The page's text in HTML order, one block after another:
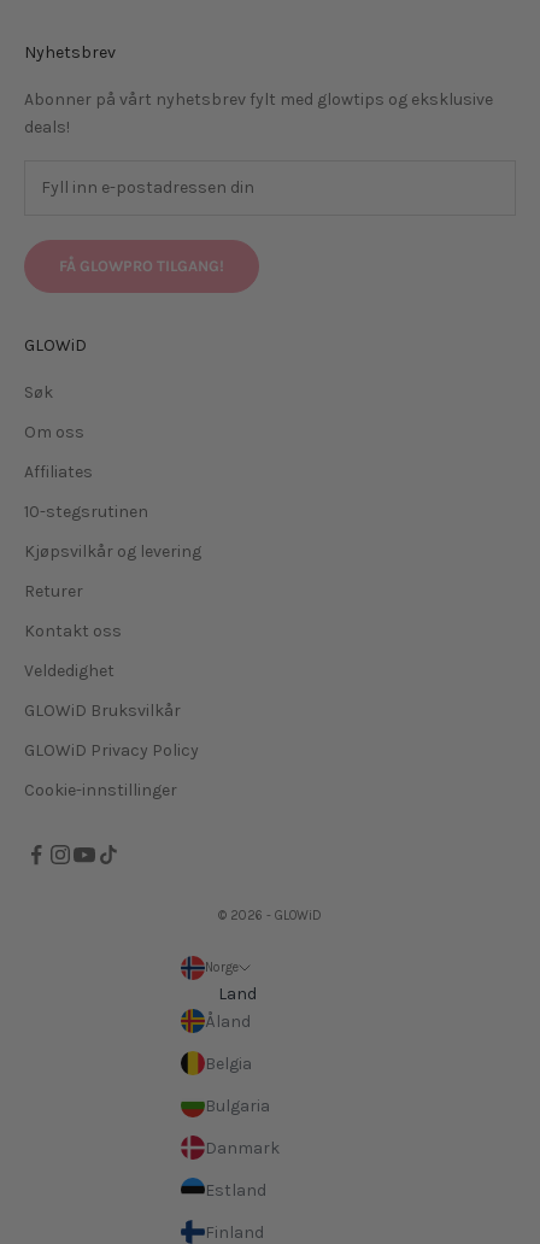
Nyhetsbrev
Abonner på vårt nyhetsbrev fylt med glowtips og eksklusive
deals!
FÅ GLOWPRO TILGANG!
GLOWiD
Søk
Om oss
Affiliates
10-stegsrutinen
Kjøpsvilkår og levering
Returer
Kontakt oss
Veldedighet
GLOWiD Bruksvilkår
GLOWiD Privacy Policy
Cookie-innstillinger
© 2026 - GLOWiD
Norge
Land
Åland
Belgia
Bulgaria
Danmark
Estland
Finland